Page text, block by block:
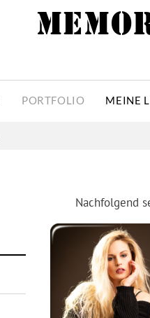
PORTFOLIO MEINE
Nachfolgend